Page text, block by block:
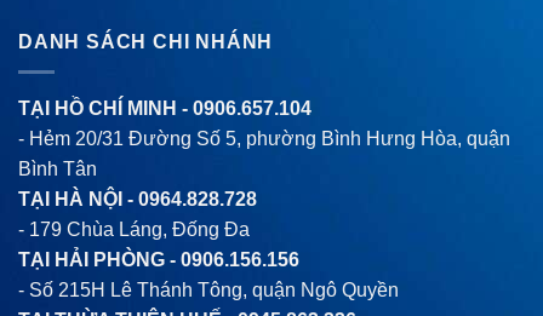
DANH SÁCH CHI NHÁNH
TẠI HỒ CHÍ MINH - 0906.657.104
- Hẻm 20/31 Đường Số 5, phường Bình Hưng Hòa, quận
Bình Tân
TẠI HÀ NỘI - 0964.828.728
- 179 Chùa Láng, Đống Đa
TẠI HẢI PHÒNG - 0906.156.156
- Số 215H Lê Thánh Tông, quận Ngô Quyền